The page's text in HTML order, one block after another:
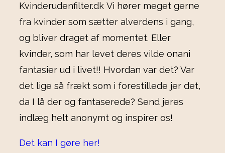
Kvinderudenfilter.dk Vi hører meget gerne
fra kvinder som sætter alverdens i gang,
og bliver draget af momentet. Eller
kvinder, som har levet deres vilde onani
fantasier ud i livet!! Hvordan var det? Var
det lige så frækt som i forestillede jer det,
da I lå der og fantaserede? Send jeres
indlæg helt anonymt og inspirer os!
Det kan I gøre her!